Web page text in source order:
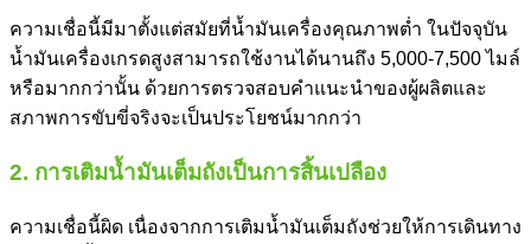
ความเชื่อนี้มีมาตั้งแต่สมัยที่น้ำมันเครื่องคุณภาพต่ำ ในปัจจุบัน
น้ำมันเครื่องเกรดสูงสามารถใช้งานได้นานถึง 5,000-7,500 ไมล์
หรือมากกว่านั้น ด้วยการตรวจสอบคำแนะนำของผู้ผลิตและ
สภาพการขับขี่จริงจะเป็นประโยชน์มากกว่า
2. การเติมน้ำมันเต็มถังเป็นการสิ้นเปลือง
ความเชื่อนี้ผิด เนื่องจากการเติมน้ำมันเต็มถังช่วยให้การเดินทาง